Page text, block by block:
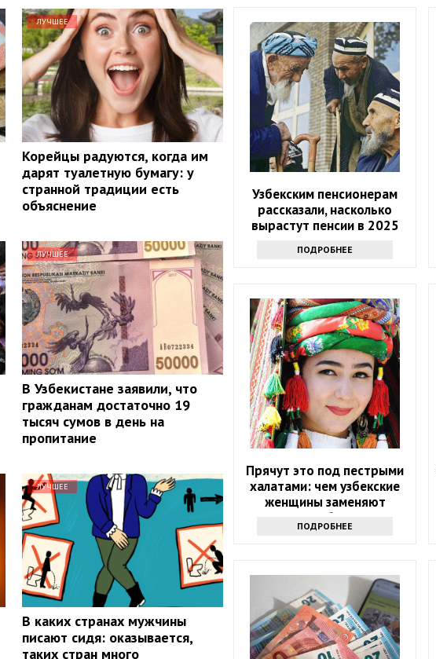
ЛУЧШЕЕ
Корейцы радуются, когда им
дарят туалетную бумагу: у
странной традиции есть
объяснение
ЛУЧШЕЕ
В Узбекистане заявили, что
гражданам достаточно 19
тысяч сумов в день на
пропитание
ЛУЧШЕЕ
В каких странах мужчины
писают сидя: оказывается,
таких стран много
Узбекским пенсионерам
рассказали, насколько
вырастут пенсии в 2025
ПОДРОБНЕЕ
Прячут это под пестрыми
халатами: чем узбекские
женщины заменяют
нижнее белье и
комбинации
ПОДРОБНЕЕ